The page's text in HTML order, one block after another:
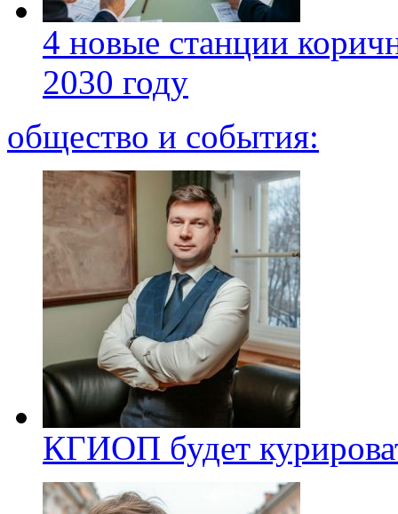
4 новые станции
2030 году
общество и события:
КГИОП будет